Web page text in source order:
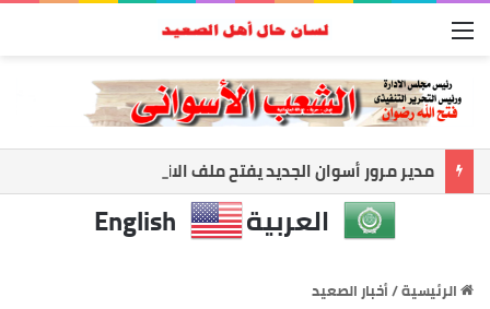
العربية English
الرئيسية/أخبار الصعيد